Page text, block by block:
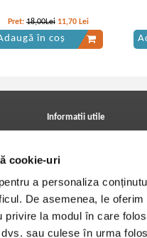
cookie-uri
a personaliza
De asemenea, le
privire la modul în care
sau culese în urma
Pret:18,00Lei 11,70 Lei
în coș
Informatii utile
Contact
Politica de livrare
Angajari - Cariere